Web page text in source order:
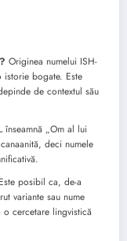
Originea numelui ISH-
istorie bogate. Este
de contextul său
înseamnă „Om al lui
deci numele
Este posibil ca, de-a
variante sau nume
o cercetare lingvistică